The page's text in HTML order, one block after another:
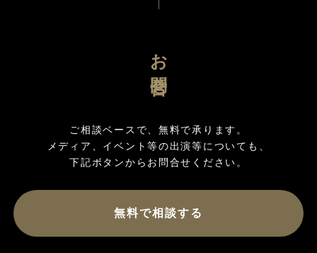
お問合せ
ご相談ベースで、無料で承ります。
メディア、イベント等の出演等についても、
無料で相談する